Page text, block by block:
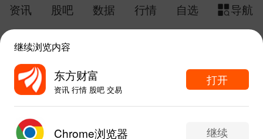
资讯 股吧 数据 行情 自选
导航
给网站提点意见 下载APP
东方财富APP内打开
继续浏览内容
东方财富
资讯 行情 股吧 交易
打开
Chrome浏览器 继续